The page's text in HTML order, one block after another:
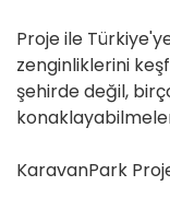
Proje ile
zenginliklerini
şehirde değil,
KaravanPark